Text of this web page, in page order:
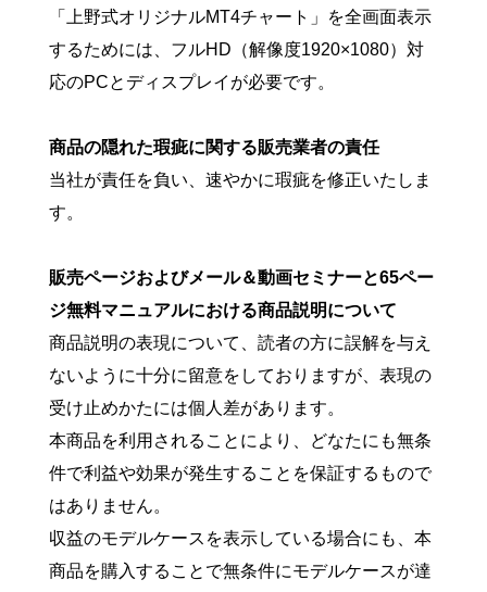
「上野式オリジナルMT4チャート」を全画面表示
するためには、フルHD（解像度1920×1080）対
応のPCとディスプレイが必要です。
商品の隠れた瑕疵に関する販売業者の責任
当社が責任を負い、速やかに瑕疵を修正いたしま
す。
販売ページおよびメール＆動画セミナーと65ペー
ジ無料マニュアルにおける商品説明について
商品説明の表現について、読者の方に誤解を与え
ないように十分に留意をしておりますが、表現の
受け止めかたには個人差があります。
本商品を利用されることにより、どなたにも無条
件で利益や効果が発生することを保証するもので
はありません。
収益のモデルケースを表示している場合にも、本
商品を購入することで無条件にモデルケースが達